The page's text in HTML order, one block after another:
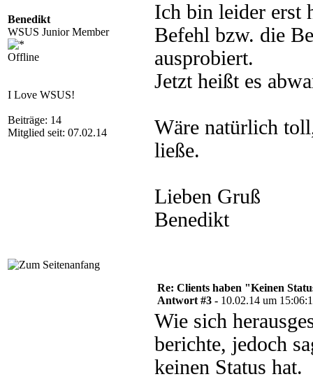
Benedikt
WSUS Junior Member
Offline
I Love WSUS!
Beiträge: 14
Mitglied seit: 07.02.14
Ich bin leider erst
Befehl bzw. die
ausprobiert.
Jetzt heißt es
Wäre natürlich
ließe.
Lieben Gruß
Benedikt
Re: Clients haben "Keinen
Antwort #3 - 10.02.14 um
Wie sich
berichte, jedoch
keinen Status hat.